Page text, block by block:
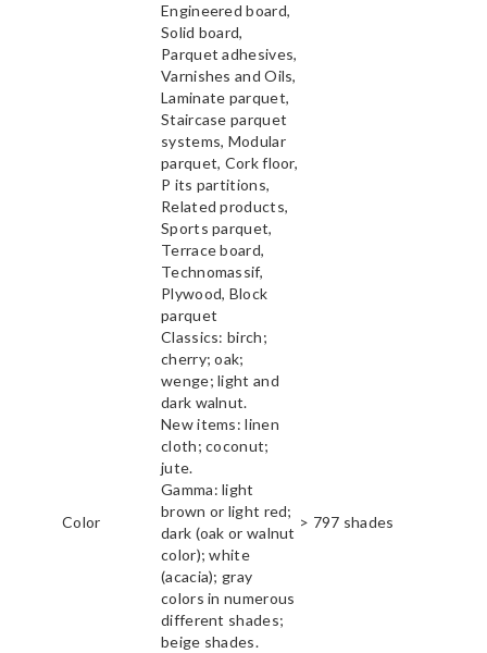
Engineered board,
Solid board,
Parquet adhesives,
Varnishes and Oils,
Laminate parquet,
Staircase parquet
systems, Modular
parquet, Cork floor,
P its partitions,
Related products,
Sports parquet,
Terrace board,
Technomassif,
Plywood, Block
parquet
Color
Classics: birch;
cherry; oak;
wenge; light and
dark walnut.
New items: linen
cloth; coconut;
jute.
Gamma: light
brown or light red;
dark (oak or walnut
color); white
(acacia); gray
colors in numerous
different shades;
beige shades.
> 797 shades